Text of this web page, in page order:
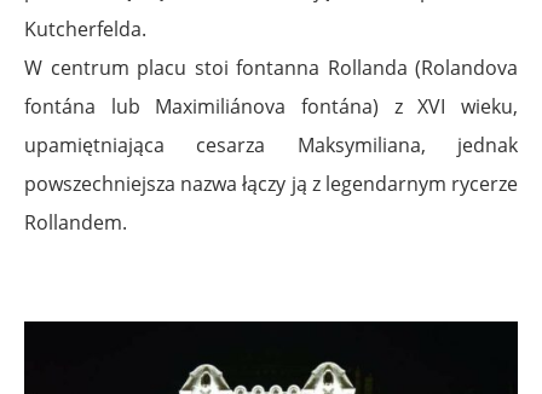
Kutcherfelda.
W centrum placu stoi fontanna Rollanda (Rolandova
fontána lub Maximiliánova fontána) z XVI wieku,
upamiętniająca cesarza Maksymiliana, jednak
powszechniejsza nazwa łączy ją z legendarnym rycerze
Rollandem.